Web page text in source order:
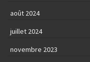
août 2024
juillet 2024
novembre 2023